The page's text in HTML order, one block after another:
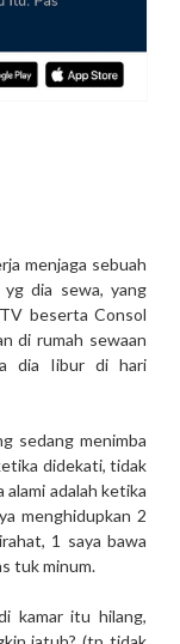
menjaga sebuah
dia sewa, yang
beserta Consol
di rumah sewaan
dia Iibur di hari
sedang menimba
didekati, tidak
alami adalah ketika
menghidupkan 2
1 saya bawa
tuk minum.
kamar itu hilang,